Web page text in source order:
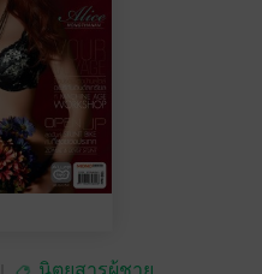
นิตยสารผู้ชาย